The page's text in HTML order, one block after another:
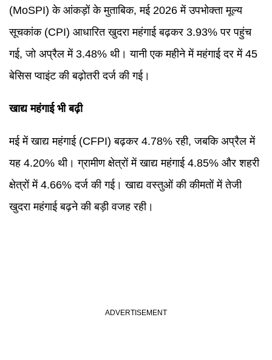
(MoSPI) के आंकड़ों के मुताबिक, मई 2026 में उपभोक्ता मूल्य
सूचकांक (CPI) आधारित खुदरा महंगाई बढ़कर 3.93% पर पहुंच
गई, जो अप्रैल में 3.48% थी। यानी एक महीने में महंगाई दर में 45
बेसिस प्वाइंट की बढ़ोतरी दर्ज की गई।
खाद्य महंगाई भी बढ़ी
मई में खाद्य महंगाई (CFPI) बढ़कर 4.78% रही, जबकि अप्रैल में
यह 4.20% थी। ग्रामीण क्षेत्रों में खाद्य महंगाई 4.85% और शहरी
क्षेत्रों में 4.66% दर्ज की गई। खाद्य वस्तुओं की कीमतों में तेजी
खुदरा महंगाई बढ़ने की बड़ी वजह रही।